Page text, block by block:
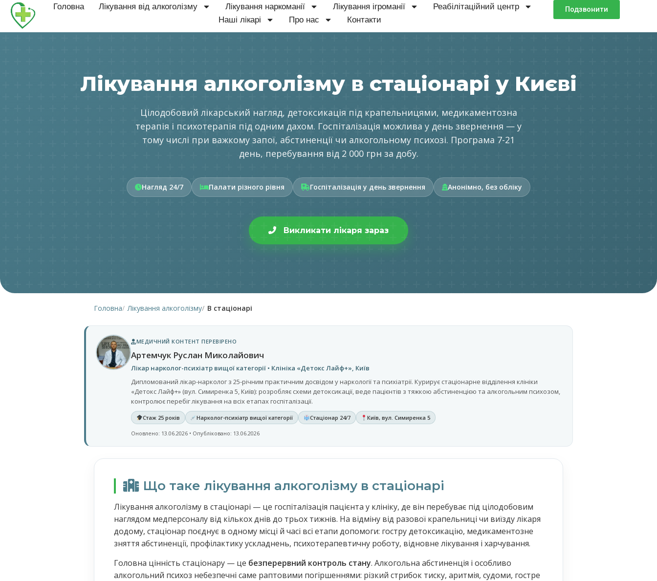
Головна Лікування від алкоголізму Лікування наркоманії Лікування ігроманії
Реабілітаційний центр
Наші лікарі
Про нас Контакти
Подзвонити
Лікування алкоголізму в стаціонарі у Києві
Цілодобовий лікарський нагляд, детоксикація під крапельницями, медикаментозна
терапія і психотерапія під одним дахом. Госпіталізація можлива у день звернення — у
тому числі при важкому запої, абстиненції чи алкогольному психозі. Програма 7-21
день, перебування від 2 000 грн за добу.
Нагляд 24/7 Палати різного рівня Госпіталізація у день звернення Анонімно, без обліку
Викликати лікаря зараз
Головна Лікування алкоголізму В стаціонарі
МЕДИЧНИЙ КОНТЕНТ ПЕРЕВІРЕНО
Артемчук Руслан Миколайович
Лікар нарколог-психіатр вищої категорії • Клініка «Детокс Лайф+», Київ
Дипломований лікар-нарколог з 25-річним практичним досвідом у наркології та психіатрії. Курирує стаціонарне відділення клініки
«Детокс Лайф+» (вул. Симиренка 5, Київ): розробляє схеми детоксикації, веде пацієнтів з тяжкою абстиненцією та алкогольним психозом,
контролює перебіг лікування на всіх етапах госпіталізації.
Стаж 25 років Нарколог-психіатр вищої категорії Стаціонар 24/7 Київ, вул. Симиренка 5
Оновлено: 13.06.2026 • Опубліковано: 13.06.2026
Що таке лікування алкоголізму в стаціонарі
Лікування алкоголізму в стаціонарі — це госпіталізація пацієнта у клініку, де він перебуває під цілодобовим
наглядом медперсоналу від кількох днів до трьох тижнів. На відміну від разової крапельниці чи виїзду лікаря
додому, стаціонар поєднує в одному місці й часі всі етапи допомоги: гостру детоксикацію, медикаментозне
зняття абстиненції, профілактику ускладнень, психотерапевтичну роботу, відновне лікування і харчування.
Головна цінність стаціонару — це безперервний контроль стану. Алкогольна абстиненція і особливо
алкогольний психоз небезпечні саме раптовими погіршеннями: різкий стрибок тиску, аритмія, судоми, гостре